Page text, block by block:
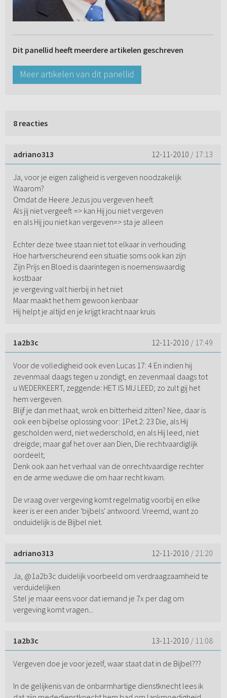
Dit panellid heeft meerdere artikelen geschreven
Meer artikelen van dit panellid
8 reacties
adriano313 12-11-2010 / 17:13
Ja, voor je eigen zaligheid is vergeven noodzakelijk
Waarom?
Omdat de Heere Jezus jou vergeven heeft
Als jij niet vergeeft => kan Hij jou niet vergeven
en als Hij jou niet kan vergeven=> sta je alleen
Echter deze twee staan niet tot elkaar in verhouding
Hoe hartverscheurend een situatie soms ook kan zijn
Zijn Prijs en Bloed is daarintegen is noemenswaardig
kostbaar
je vergeving valt hierbij in het niet
Maar maakt het hem gewoon kenbaar
Hij helpt je altijd en je krijgt kracht naar kruis
1a2b3c 12-11-2010 / 17:49
Voor de volledigheid ook even Lucas 17: 4 En indien hij
zevenmaal daags tegen u zondigt, en zevenmaal daags tot
u WEDERKEERT, zeggende: HET IS MIJ LEED; zo zult gij het
hem vergeven.
Blijf je dan met haat, wrok en bitterheid zitten? Nee, daar is
ook een bijbelse oplossing voor: 1Pet.2: 23 Die, als Hij
gescholden werd, niet wederschold, en als Hij leed, niet
dreigde; maar gaf het over aan Dien, Die rechtvaardiglijk
oordeelt;
Denk ook aan het verhaal van de onrechtvaardige rechter
en de arme weduwe die om haar recht kwam.
De vraag over vergeving komt regelmatig voorbij en elke
keer is er een ander 'bijbels' antwoord. Vreemd, want zo
onduidelijk is de Bijbel niet.
adriano313 12-11-2010 / 21:20
Ja, @1a2b3c duidelijk voorbeeld om verdraagzaamheid te
verduidelijken
Stel je maar eens voor dat iemand je 7x per dag om
vergeving komt vragen...
1a2b3c 13-11-2010 / 11:08
Vergeven doe je voor jezelf, waar staat dat in de Bijbel???
In de gelijkenis van de onbarmhartige dienstknecht lees ik